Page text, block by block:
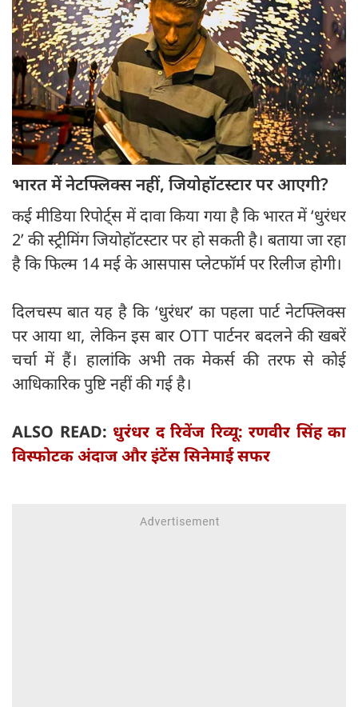
भारत में नेटफ्लिक्स नहीं, जियोहॉटस्टार पर आएगी?
कई मीडिया रिपोर्ट्स में दावा किया गया है कि भारत में ‘धुरंधर
2’ की स्ट्रीमिंग जियोहॉटस्टार पर हो सकती है। बताया जा रहा
है कि फिल्म 14 मई के आसपास प्लेटफॉर्म पर रिलीज होगी।
दिलचस्प बात यह है कि ‘धुरंधर’ का पहला पार्ट नेटफ्लिक्स
पर आया था, लेकिन इस बार OTT पार्टनर बदलने की खबरें
चर्चा में हैं। हालांकि अभी तक मेकर्स की तरफ से कोई
आधिकारिक पुष्टि नहीं की गई है।
ALSO READ: धुरंधर द रिवेंज रिव्यू: रणवीर सिंह का
विस्फोटक अंदाज और इंटेंस सिनेमाई सफर